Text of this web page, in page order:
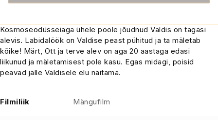
Kosmoseodüsseiaga ühele poole jõudnud Valdis on tagasi
alevis. Labidalöök on Valdise peast pühitud ja ta mäletab
kõike! Märt, Ott ja terve alev on aga 20 aastaga edasi
liikunud ja mäletamisest pole kasu. Egas midagi, poisid
peavad jälle Valdisele elu näitama.
Filmiliik Mängufilm